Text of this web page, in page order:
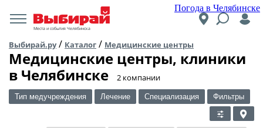
Погода в Челябинске
Места и события Челябинска
Выбирай.ру/ Каталог / Медицинские центры
Медицинские центры, клиники
в Челябинске
​2 компании
Тип медучреждения Лечение Специализация Фильтры